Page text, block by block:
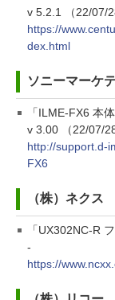
v 5.2.1 （22/07/
https://
dex.html
ソニーマーケ
「ILME-FX6 本
v 3.00 （22/07/28
http://support.d-
FX6
（株）ネクス
「UX302NC-R
-
https://